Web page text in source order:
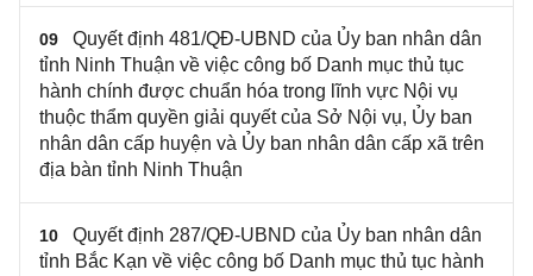
09
Quyết định 481/QĐ-UBND của Ủy ban nhân dân
tỉnh Ninh Thuận về việc công bố Danh mục thủ tục
hành chính được chuẩn hóa trong lĩnh vực Nội vụ
thuộc thẩm quyền giải quyết của Sở Nội vụ, Ủy ban
nhân dân cấp huyện và Ủy ban nhân dân cấp xã trên
địa bàn tỉnh Ninh Thuận
10
Quyết định 287/QĐ-UBND của Ủy ban nhân dân
tỉnh Bắc Kạn về việc công bố Danh mục thủ tục hành